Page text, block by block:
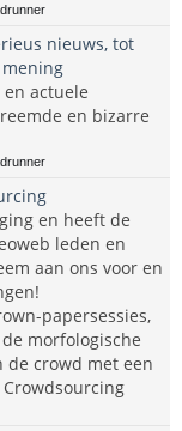
nieuws, tot
actuele
en bizarre
en heeft de
leden en
aan ons voor en
papersessies,
morfologische
de crowd met een